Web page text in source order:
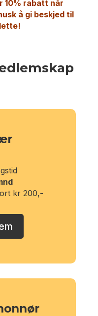
10% rabatt når
å gi beskjed til
kr 200,-